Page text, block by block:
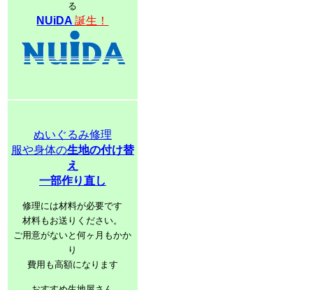
る
NUiDA誕生！
ぬいぐるみ修理
服や身体の生地の付け替
え
一部作り直し
修理には材料が必要です
材料もお送りください。
ご用意がないと何ヶ月もかか
り
費用も高額になります